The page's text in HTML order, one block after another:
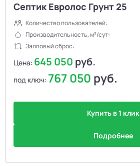
Септик Евролос Грунт 25
Количество пользователей:
Производительность, м³/сут:
Залповый сброс:
Цена: 645 050 руб.
под ключ: 767 050 руб.
Купить в 1 клик
Подробнее